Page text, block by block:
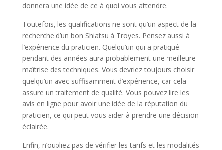
donnera une idée de ce à quoi vous attendre.
Toutefois, les qualifications ne sont qu’un aspect de la
recherche d’un bon Shiatsu à Troyes. Pensez aussi à
l’expérience du praticien. Quelqu’un qui a pratiqué
pendant des années aura probablement une meilleure
maîtrise des techniques. Vous devriez toujours choisir
quelqu’un avec suffisamment d’expérience, car cela
assure un traitement de qualité. Vous pouvez lire les
avis en ligne pour avoir une idée de la réputation du
praticien, ce qui peut vous aider à prendre une décision
éclairée.
Enfin, n’oubliez pas de vérifier les tarifs et les modalités